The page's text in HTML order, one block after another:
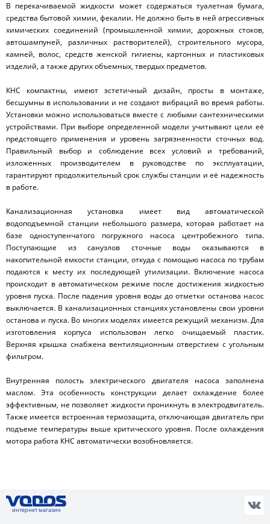
В перекачиваемой жидкости может содержаться туалетная бумага,
средства бытовой химии, фекалии. Не должно быть в ней агрессивных
химических соединений (промышленной химии, дорожных стоков,
автошампуней, различных растворителей), строительного мусора,
камней, волос, средств женской гигиены, картонных и пластиковых
изделий, а также других объемных, твердых предметов.
КНС компактны, имеют эстетичный дизайн, просты в монтаже,
бесшумны в использовании и не создают вибраций во время работы.
Установки можно использоваться вместе с любыми сантехническими
устройствами. При выборе определенной модели учитывают цели её
предстоящего применения и уровень загрязненности сточных вод.
Правильный выбор и соблюдение всех условий и требований,
изложенных производителем в руководстве по эксплуатации,
гарантируют продолжительный срок службы станции и её надежность
в работе.
Канализационная установка имеет вид автоматической
водоподъемной станции небольшого размера, которая работает на
базе одноступенчатого погружного насоса центробежного типа.
Поступающие из санузлов сточные воды оказываются в
накопительной емкости станции, откуда с помощью насоса по трубам
подаются к месту их последующей утилизации. Включение насоса
происходит в автоматическом режиме после достижения жидкостью
уровня пуска. После падения уровня воды до отметки останова насос
выключается. В канализационных станциях установлены свои уровни
останова и пуска. Во многих моделях имеется режущий механизм. Для
изготовления корпуса использован легко очищаемый пластик.
Верхняя крышка снабжена вентиляционным отверстием с угольным
фильтром.
Внутренняя полость электрического двигателя насоса заполнена
маслом. Эта особенность конструкции делает охлаждение более
эффективным, не позволяет жидкости проникнуть в электродвигатель.
Также имеется встроенная термозащита, отключающая двигатель при
подъеме температуры выше критического уровня. После охлаждения
мотора работа КНС автоматически возобновляется.
интернет магазин